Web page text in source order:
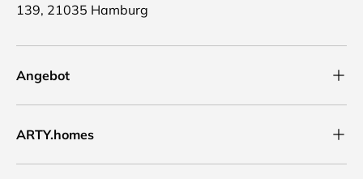
139, 21035 Hamburg
Angebot
ARTY.homes